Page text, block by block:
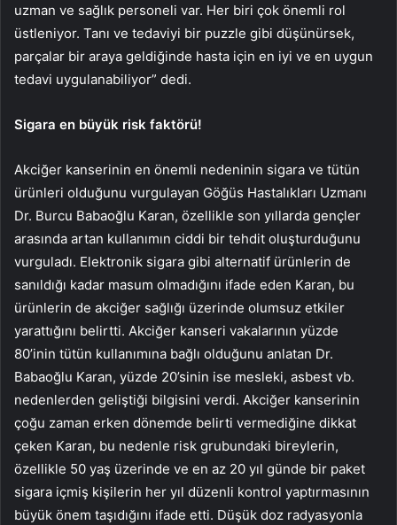
uzman ve sağlık personeli var. Her biri çok önemli rol
üstleniyor. Tanı ve tedaviyi bir puzzle gibi düşünürsek,
parçalar bir araya geldiğinde hasta için en iyi ve en uygun
tedavi uygulanabiliyor” dedi.
Sigara en büyük risk faktörü!
Akciğer kanserinin en önemli nedeninin sigara ve tütün
ürünleri olduğunu vurgulayan Göğüs Hastalıkları Uzmanı
Dr. Burcu Babaoğlu Karan, özellikle son yıllarda gençler
arasında artan kullanımın ciddi bir tehdit oluşturduğunu
vurguladı. Elektronik sigara gibi alternatif ürünlerin de
sanıldığı kadar masum olmadığını ifade eden Karan, bu
ürünlerin de akciğer sağlığı üzerinde olumsuz etkiler
yarattığını belirtti. Akciğer kanseri vakalarının yüzde
80’inin tütün kullanımına bağlı olduğunu anlatan Dr.
Babaoğlu Karan, yüzde 20’sinin ise mesleki, asbest vb.
nedenlerden geliştiği bilgisini verdi. Akciğer kanserinin
çoğu zaman erken dönemde belirti vermediğine dikkat
çeken Karan, bu nedenle risk grubundaki bireylerin,
özellikle 50 yaş üzerinde ve en az 20 yıl günde bir paket
sigara içmiş kişilerin her yıl düzenli kontrol yaptırmasının
büyük önem taşıdığını ifade etti. Düşük doz radyasyonla